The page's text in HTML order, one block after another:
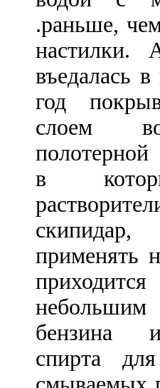
.раньше,
въедалась
год
слоем
в
применять
бензина
спирта